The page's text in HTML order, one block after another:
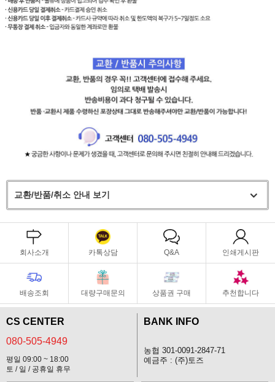
교환/반품/취소 안내 보기
회사소개 카톡상담 Q&A 인쇄게시판
배송조회 대량구매문의 상품권 구매 추천합니다
CS CENTER
080-505-4949
평일 09:00 ~ 18:00
토 / 일 / 공휴일 휴무
BANK INFO
농협 301-0091-2847-71
예금주 : (주)토즈